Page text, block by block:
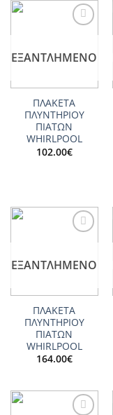
ΕΞΑΝΤΛΗΜΈΝΟ
ΠΛΑΚΕΤΑ
ΠΛΥΝΤΗΡΙΟΥ
ΠΙΑΤΩΝ
WHIRLPOOL
102.00€
ΕΞΑΝΤΛΗΜΈΝΟ
ΠΛΑΚΕΤΑ
ΠΛΥΝΤΗΡΙΟΥ
ΠΙΑΤΩΝ
WHIRLPOOL
164.00€